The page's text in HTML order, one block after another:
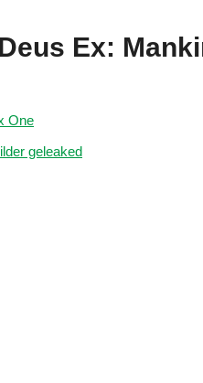
Ex:
One